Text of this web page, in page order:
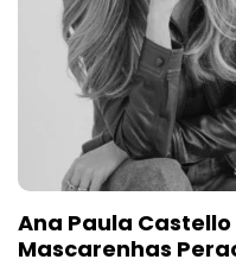
Ana Paula
Mascarenhas